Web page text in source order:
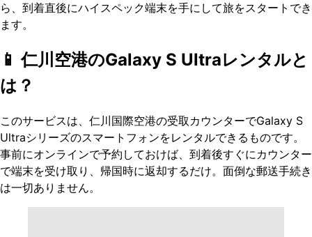
ら、到着直後にハイスペック端末を手にして旅をスタートでき
ます。
📱 仁川空港のGalaxy S Ultraレンタルと
は？
このサービスは、仁川国際空港の受取カウンターでGalaxy S
Ultraシリーズのスマートフォンをレンタルできるものです。
事前にオンラインで予約しておけば、到着後すぐにカウンター
で端末を受け取り、帰国時に返却するだけ。面倒な郵送手続き
は一切ありません。